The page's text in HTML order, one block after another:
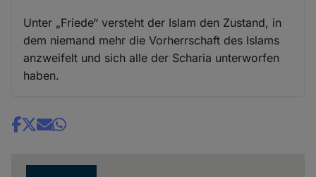
Unter „Friede“ versteht der Islam den Zustand, in
dem niemand mehr die Vorherrschaft des Islams
anzweifelt und sich alle der Scharia unterworfen
haben.
Share